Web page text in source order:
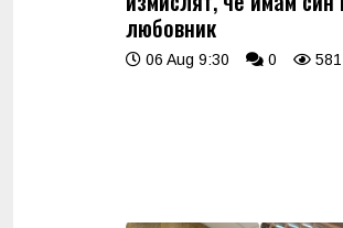
любовник
06 Aug 9:30 0 581